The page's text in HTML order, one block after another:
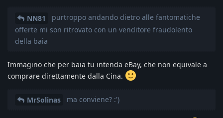
NN81
purtroppo andando dietro alle fantomatiche
offerte mi son ritrovato con un venditore fraudolento
della baia
Immagino che per baia tu intenda eBay, che non equivale a
comprare direttamente dalla Cina.
MrSolinas ma conviene? :')